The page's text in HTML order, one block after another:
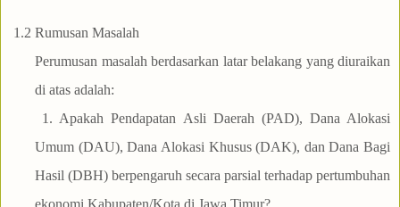
1.2 Rumusan Masalah
Perumusan masalah berdasarkan latar belakang yang diuraikan
di atas adalah:
1. Apakah Pendapatan Asli Daerah (PAD), Dana Alokasi
Umum (DAU), Dana Alokasi Khusus (DAK), dan Dana Bagi
Hasil (DBH) berpengaruh secara parsial terhadap pertumbuhan
ekonomi Kabupaten/Kota di Jawa Timur?